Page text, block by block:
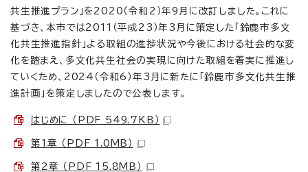
共生推進プラン」を2020（令和2）年9月に改訂しました。これに
基づき、本市では2011（平成23）年3月に策定した「鈴鹿市多文
化共生推進指針」よる取組の進捗状況や今後における社会的な変
化を踏まえ、多文化共生社会の実現に向けた取組を着実に推進し
ていくため、2024（令和6）年3月に新たに「鈴鹿市多文化共生推
進計画」を策定しましたので公表します。
はじめに （PDF 549.7KB）
第1章 （PDF 1.0MB）
第2章 （PDF 15.8MB）